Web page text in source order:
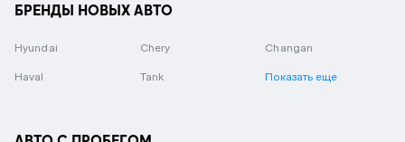
БРЕНДЫ НОВЫХ АВТО
Hyundai Chery Changan
Haval Tank Показать еще